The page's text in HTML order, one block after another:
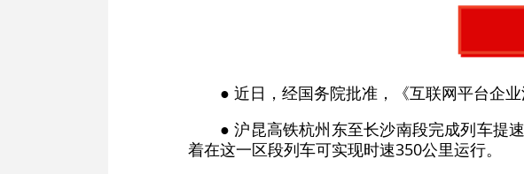
● 近日，经国务院批准，《互联网平台企
● 沪昆高铁杭州东至长沙南段完成列车提
着在这一区段列车可实现时速350公里运行。